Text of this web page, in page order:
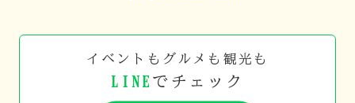
イベントもグルメも観光も
LINE でチェック